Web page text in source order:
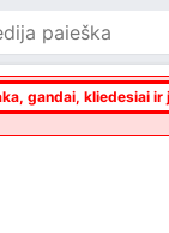
gandai, kliedesiai